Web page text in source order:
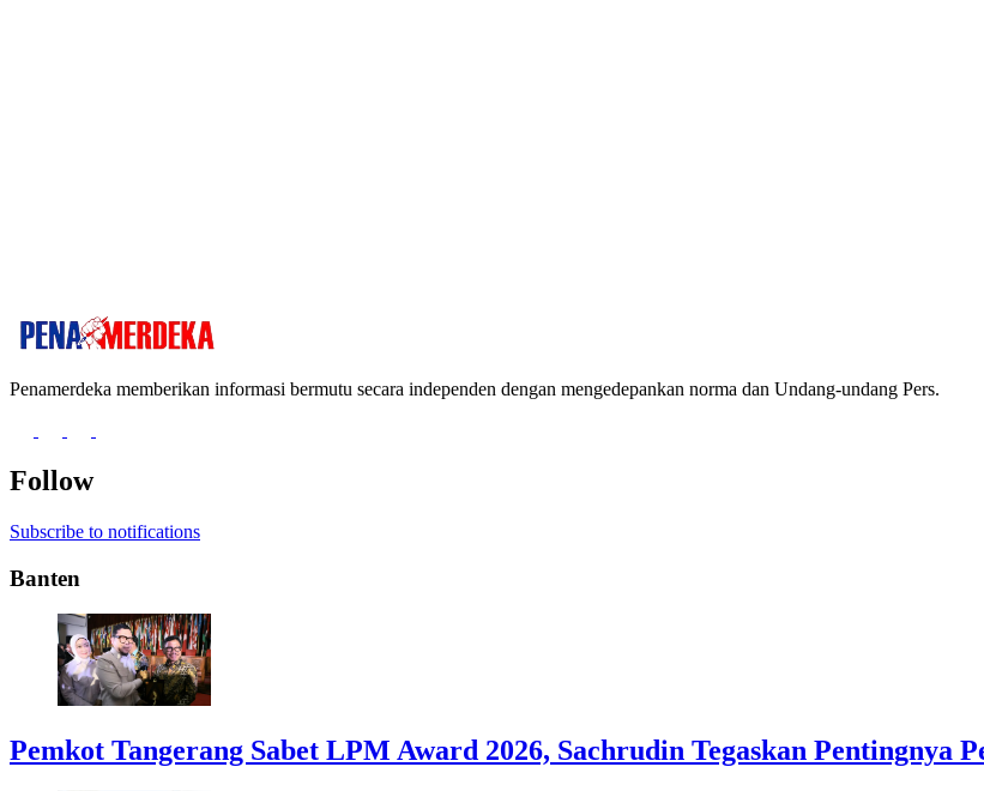
Penamerdeka memberikan informasi bermutu secara independen dengan mengedepankan norma dan Undang-undang Pers.
Follow
Subscribe to notifications
Banten
Pemkot Tangerang Sabet LPM Award 2026, Sachrudin Tegaskan Pentingnya